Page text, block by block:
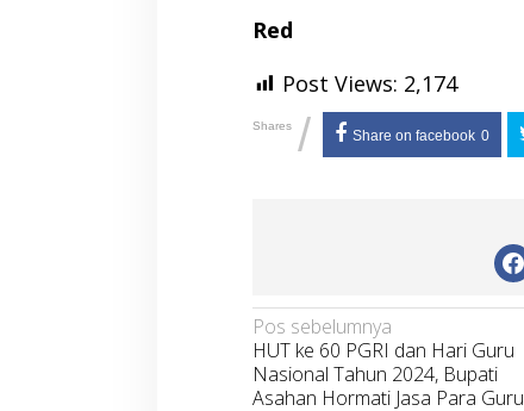
Red
Post Views: 2,174
Shares / Share on facebook 0
Navigasi
pos
Pos sebelumnya
HUT ke 60 PGRI dan Hari Guru
Nasional Tahun 2024, Bupati
Asahan Hormati Jasa Para Guru